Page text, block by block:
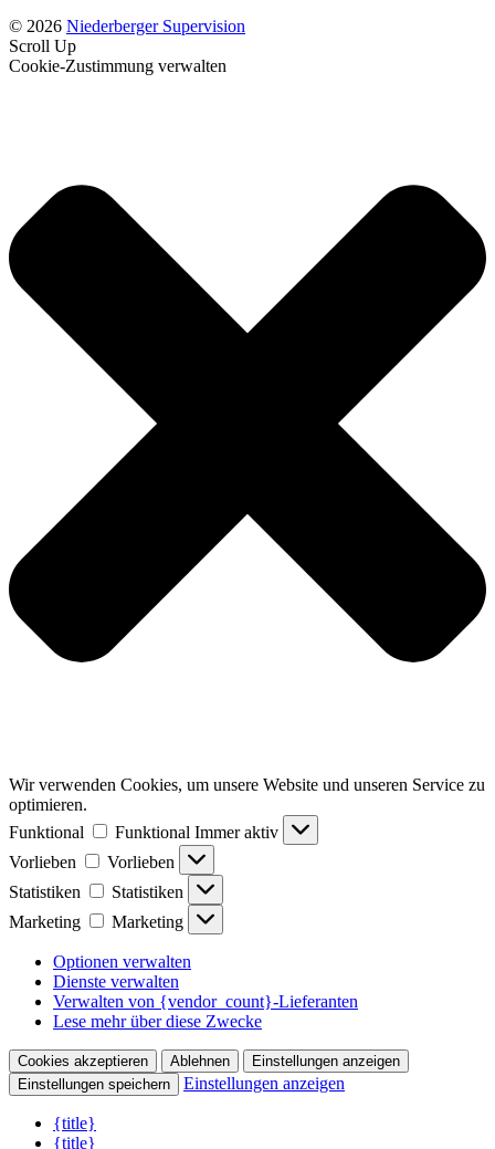
© 2026 Niederberger Supervision
Scroll Up
Cookie-Zustimmung verwalten
Wir verwenden Cookies, um unsere Website und unseren Service zu
optimieren.
Funktional
Funktional Immer aktiv
Vorlieben
Vorlieben
Statistiken
Statistiken
Marketing
Marketing
Optionen verwalten
Dienste verwalten
Verwalten von {vendor_count}-Lieferanten
Lese mehr über diese Zwecke
Cookies akzeptieren Ablehnen
Einstellungen anzeigen
Einstellungen speichern
Einstellungen anzeigen
{title}
{title}